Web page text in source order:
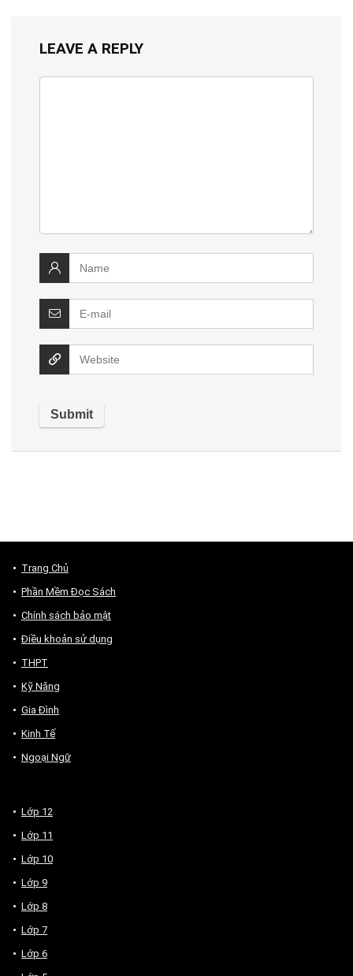
LEAVE A REPLY
Trang Chủ
Phần Mềm Đọc Sách
Chính sách bảo mật
Điều khoản sử dụng
THPT
Kỹ Năng
Gia Đình
Kinh Tế
Ngoại Ngữ
Lớp 12
Lớp 11
Lớp 10
Lớp 9
Lớp 8
Lớp 7
Lớp 6